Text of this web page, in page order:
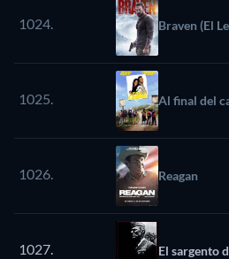
1024. Braven (El
1025. Al final del
1026. Reagan
1027. El sargento